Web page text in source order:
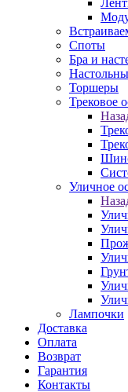
Споты
Бра и
Торшеры
Трековое
Уличное
Лампочки
Доставка
Оплата
Возврат
Гарантия
Контакты